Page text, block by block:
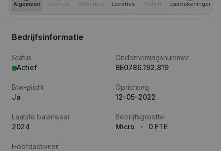
Algemeen Bestuur Structuur Locaties Tijdlijn Jaar­rekeningen
Bedrijfsinformatie
Status
Actief
Ondernemingsnummer
BE0786.192.819
Btw-plicht
Ja
Oprichting
12-05-2022
Laatste balansjaar
2024
Bedrijfsgrootte
Micro
0 FTE
Hoofdactiviteit